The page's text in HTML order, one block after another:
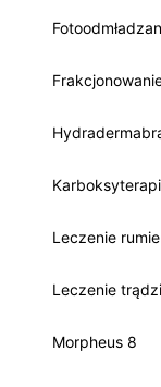
Leczenie
Leczenie
Morpheus 8